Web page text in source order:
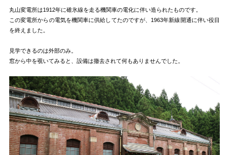
丸山変電所は1912年に碓氷線を走る機関車の電化に伴い造られたものです。
この変電所からの電気を機関車に供給してたのですが、1963年新線開通に伴い役目
を終えました。
見学できるのは外部のみ。
窓から中を覗いてみると、設備は撤去されて何もありませんでした。